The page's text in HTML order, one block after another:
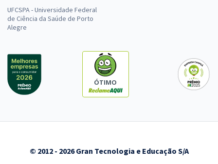
UFCSPA - Universidade Federal
de Ciência da Saúde de Porto
Alegre
ÓTIMO
© 2012 - 2026 Gran Tecnologia e Educação S/A